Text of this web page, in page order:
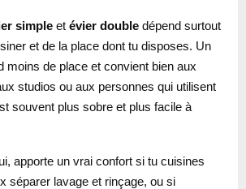
simple et évier double dépend surtout
et de la place dont tu disposes. Un
moins de place et convient bien aux
studios ou aux personnes qui utilisent
souvent plus sobre et plus facile à
apporte un vrai confort si tu cuisines
séparer lavage et rinçage, ou si